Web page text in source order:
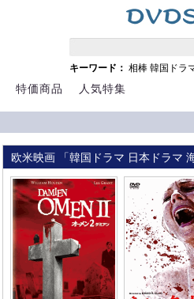
キーワード： 相棒 韓国ドラ
特価商品 人気特集
欧米映画 「韓国ドラマ 日本ドラマ